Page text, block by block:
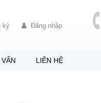
ký Đăng nhập
LIÊN HỆ